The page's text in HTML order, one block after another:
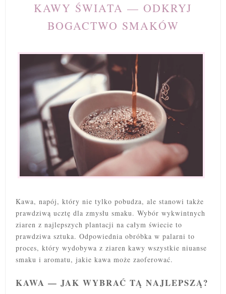
KAWY ŚWIATA — ODKRYJ
BOGACTWO SMAKÓW
Kawa, napój, który nie tylko pobudza, ale stanowi także
prawdziwą ucztę dla zmysłu smaku. Wybór wykwintnych
ziaren z najlepszych plantacji na całym świecie to
prawdziwa sztuka. Odpowiednia obróbka w palarni to
proces, który wydobywa z ziaren kawy wszystkie niuanse
smaku i aromatu, jakie kawa może zaoferować.
KAWA — JAK WYBRAĆ TĄ NAJLEPSZĄ?